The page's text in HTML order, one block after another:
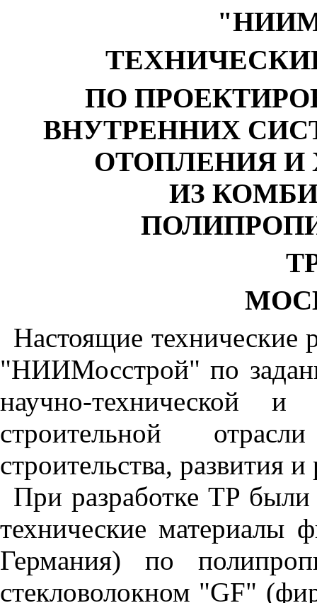
ПО
ВНУТРЕННИХ
ОТОПЛЕНИЯ
ИЗ
Настоящие технические
"НИИМосстрой" по
научно-технической
строительной
строительства, развития
При разработке ТР
технические материалы
Германия) по
стекловолокном "GF"